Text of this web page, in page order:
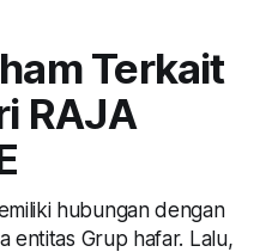
Terkait
RAJA
hubungan dengan
entitas Grup hafar. Lalu,